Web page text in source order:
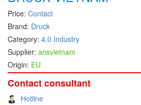
DEIF
Delmhorst VietNam
DELTA
Delta Ohm
Delta sensor
Delta-mobrey
Price: Contact
Brand: Druck
Category: 4.0 Industry
Supplier: ansvietnam
Origin: EU
Contact consultant
Hotline